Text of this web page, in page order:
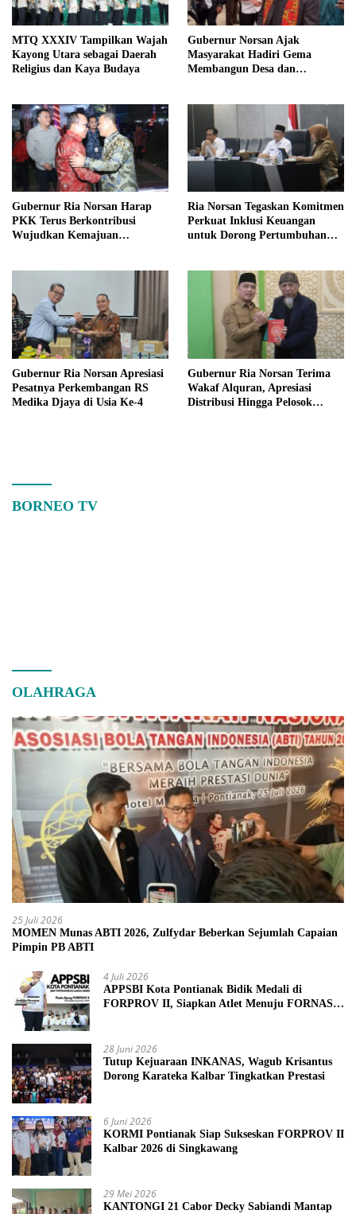
MTQ XXXIV Tampilkan Wajah
Kayong Utara sebagai Daerah
Religius dan Kaya Budaya
Gubernur Norsan Ajak
Masyarakat Hadiri Gema
Membangun Desa dan
Gubernur Ria Norsan Harap
PKK Terus Berkontribusi
Wujudkan Kemajuan
Ria Norsan Tegaskan Komitmen
Perkuat Inklusi Keuangan
untuk Dorong Pertumbuhan
Gubernur Ria Norsan Apresiasi
Pesatnya Perkembangan RS
Medika Djaya di Usia Ke-4
Gubernur Ria Norsan Terima
Wakaf Alquran, Apresiasi
Distribusi Hingga Pelosok
BORNEO TV
OLAHRAGA
25 Juli 2026
MOMEN Munas ABTI 2026, Zulfydar Beberkan Sejumlah Capaian
Pimpin PB ABTI
4 Juli 2026
APPSBI Kota Pontianak Bidik Medali di
FORPROV II, Siapkan Atlet Menuju FORNAS
28 Juni 2026
Tutup Kejuaraan INKANAS, Wagub Krisantus
Dorong Karateka Kalbar Tingkatkan Prestasi
6 Juni 2026
KORMI Pontianak Siap Sukseskan FORPROV II
Kalbar 2026 di Singkawang
29 Mei 2026
KANTONGI 21 Cabor Decky Sabiandi Mantap